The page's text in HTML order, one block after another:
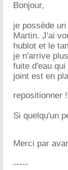
Bonjour,
je possède
Martin. J'ai
hublot et le
je n'arrive
fuite d'eau
joint est en
repositionner
Si quelqu'un
Merci par
-----